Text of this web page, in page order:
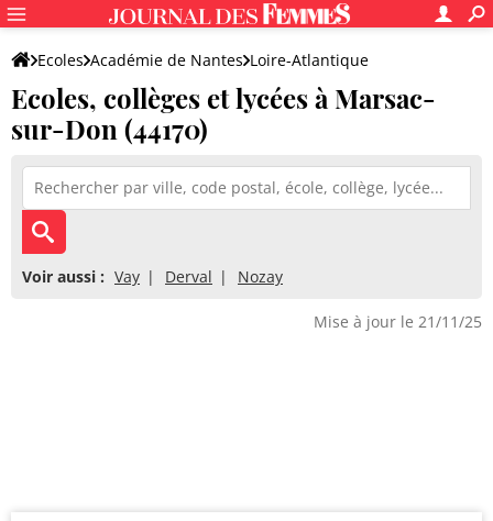
Ecoles Académie de Nantes Loire-Atlantique
Ecoles, collèges et lycées à Marsac-
sur-Don (44170)
Voir aussi : Vay Derval Nozay
Mise à jour le 21/11/25